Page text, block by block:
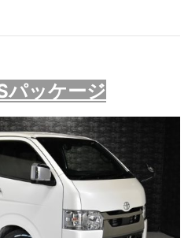
パッケージ